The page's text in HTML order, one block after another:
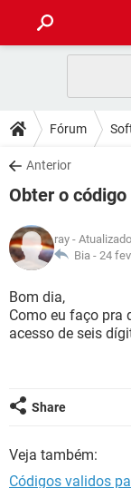
CELULAR
OUTLOOK
INSTAGRAM
GUIA DE COMPRAS
DICAS
JOGOS
INSTAGRAM
GUIA DE COMPRAS
DOWNLOADS
JOGOS
CELULAR
OUTLOOK
INSTAGRAM
GUIA DE COMPRAS
JOGOS
CELULAR
OUTLOOK
INSTAGRAM
GLOSSÁRIO
JOGOS
CELULAR
GUIA DE COMPRAS
Fórum
Anterior
Obter o
ray -
Bia - 24
Bom dia,
Como eu faço pra
acesso de seis
Share
Veja também:
Códigos validos